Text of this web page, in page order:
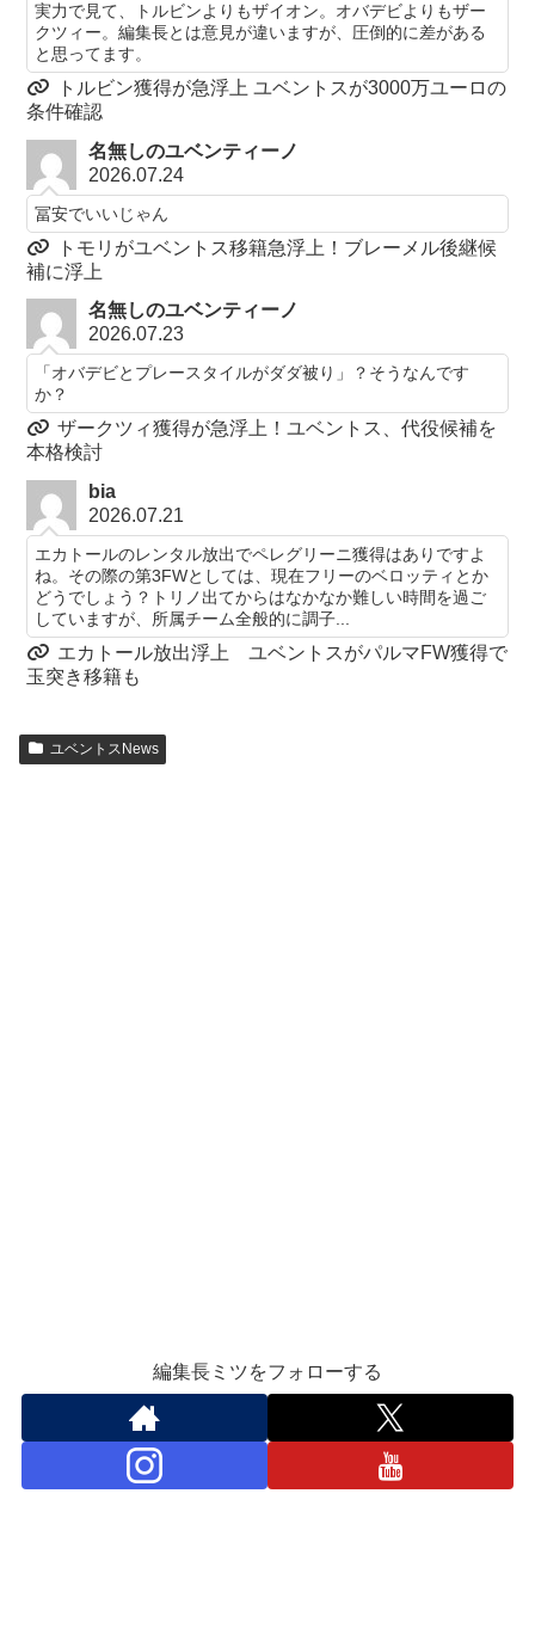
実力で見て、トルビンよりもザイオン。オバデビよりもザー
クツィー。編集長とは意見が違いますが、圧倒的に差がある
と思ってます。
トルビン獲得が急浮上 ユベントスが3000万ユーロの
条件確認
名無しのユベンティーノ
2026.07.24
冨安でいいじゃん
トモリがユベントス移籍急浮上！ブレーメル後継候
補に浮上
名無しのユベンティーノ
2026.07.23
「オバデビとプレースタイルがダダ被り」？そうなんです
か？
ザークツィ獲得が急浮上！ユベントス、代役候補を
本格検討
bia
2026.07.21
エカトールのレンタル放出でペレグリーニ獲得はありですよ
ね。その際の第3FWとしては、現在フリーのベロッティとか
どうでしょう？トリノ出てからはなかなか難しい時間を過ご
していますが、所属チーム全般的に調子...
エカトール放出浮上 ユベントスがパルマFW獲得で
玉突き移籍も
ユベントスNews
編集長ミツをフォローする